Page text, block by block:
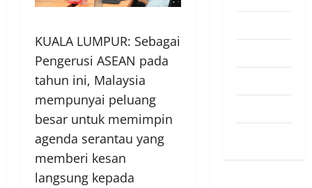
KUALA LUMPUR: Sebagai
Pengerusi ASEAN pada
tahun ini, Malaysia
mempunyai peluang
besar untuk memimpin
agenda serantau yang
memberi kesan
langsung kepada